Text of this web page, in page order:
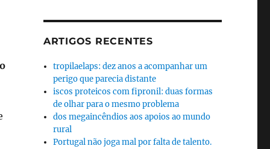
ARTIGOS RECENTES
tropilaelaps: dez anos a acompanhar um
perigo que parecia distante
iscos proteicos com fipronil: duas formas
de olhar para o mesmo problema
dos megaincêndios aos apoios ao mundo
rural
Portugal não joga mal por falta de talento.